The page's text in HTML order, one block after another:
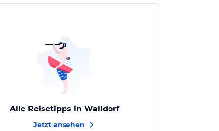
Alle Reisetipps in Walldorf
Jetzt ansehen